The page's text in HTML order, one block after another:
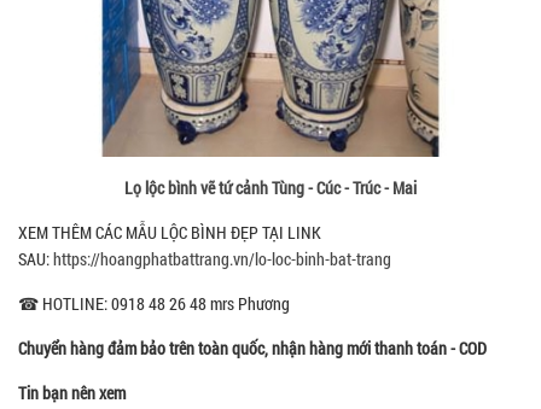
Lọ lộc bình vẽ tứ cảnh Tùng - Cúc - Trúc - Mai
XEM THÊM CÁC MẪU LỘC BÌNH ĐẸP TẠI LINK
SAU:https://hoangphatbattrang.vn/lo-loc-binh-bat-trang
☎ HOTLINE: 0918 48 26 48 mrs Phương
Chuyển hàng đảm bảo trên toàn quốc, nhận hàng mới thanh toán - COD
Tin bạn nên xem